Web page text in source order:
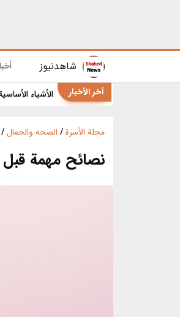
شاهدنیوز
آخر الأخبار
الأشياء
مجلة الأسرة/ الصحه والجمال/
نصائح مهمة قبل